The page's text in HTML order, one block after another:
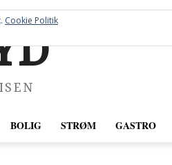
BOLIG STRØM GASTRO
Cookie Politik